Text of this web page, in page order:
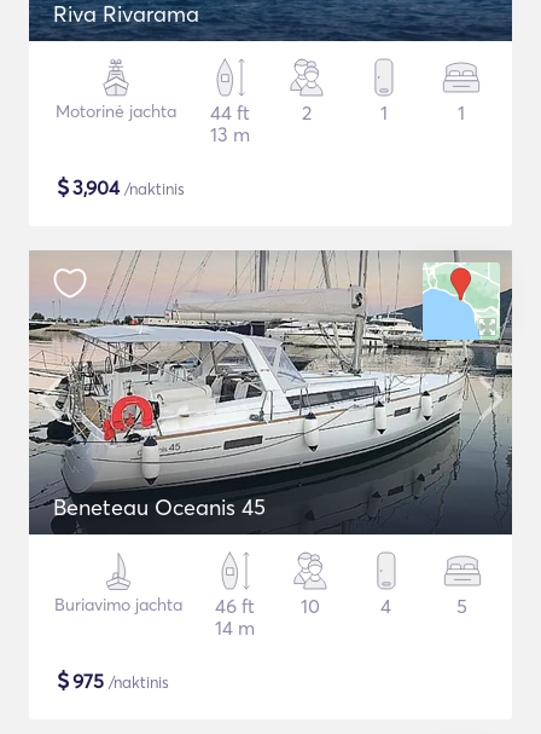
Riva Rivarama
Motorinė jachta
44 ft
13 m
2 1 1
$3,904/naktinis
Beneteau Oceanis 45
Buriavimo jachta
46 ft
14 m
10 4 5
$975 /naktinis